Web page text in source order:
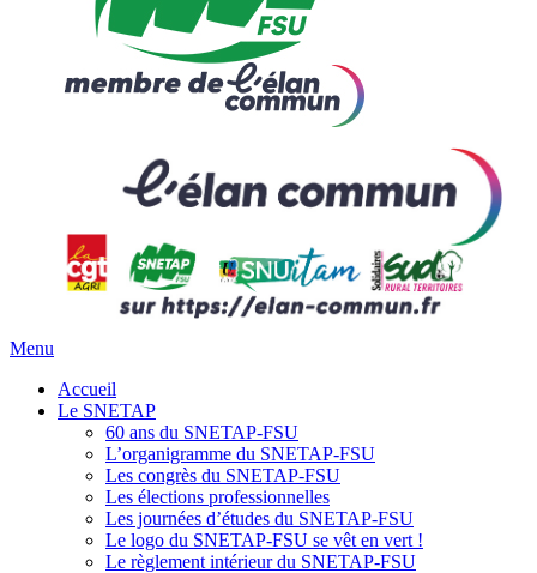
Menu
Accueil
Le SNETAP
60 ans du SNETAP-FSU
L’organigramme du SNETAP-FSU
Les congrès du SNETAP-FSU
Les élections professionnelles
Les journées d’études du SNETAP-FSU
Le logo du SNETAP-FSU se vêt en vert !
Le règlement intérieur du SNETAP-FSU